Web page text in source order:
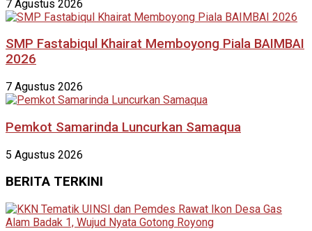
7 Agustus 2026
SMP Fastabiqul Khairat Memboyong Piala BAIMBAI
2026
7 Agustus 2026
Pemkot Samarinda Luncurkan Samaqua
5 Agustus 2026
BERITA TERKINI